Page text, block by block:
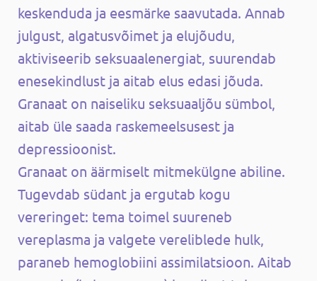
keskenduda ja eesmärke saavutada. Annab
julgust, algatusvõimet ja elujõudu,
aktiviseerib seksuaalenergiat, suurendab
enesekindlust ja aitab elus edasi jõuda.
Granaat on naiseliku seksuaaljõu sümbol,
aitab üle saada raskemeelsusest ja
depressioonist.
Granaat on äärmiselt mitmekülgne abiline.
Tugevdab südant ja ergutab kogu
vereringet: tema toimel suureneb
vereplasma ja valgete vereliblede hulk,
paraneb hemoglobiini assimilatsioon. Aitab